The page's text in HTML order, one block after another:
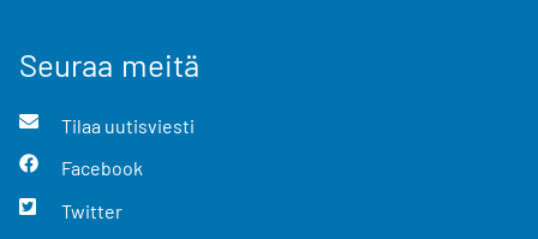
Seuraa meitä
Tilaa uutisviesti
Facebook
Twitter